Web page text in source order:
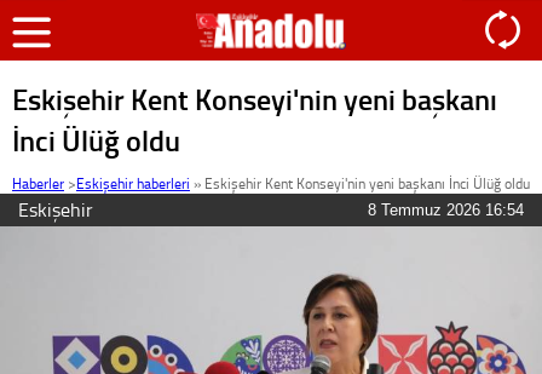
Eskişehir Kent Konseyi'nin yeni başkanı
İnci Ülüğ oldu
Haberler >Eskişehir haberleri » Eskişehir Kent Konseyi'nin yeni başkanı İnci Ülüğ oldu
Eskişehir 8 Temmuz 2026 16:54